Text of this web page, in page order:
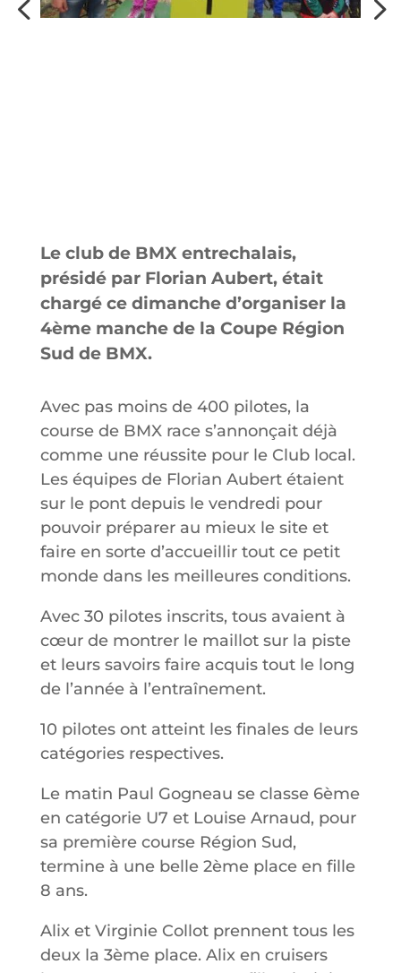
Le club de BMX entrechalais,
présidé par Florian Aubert, était
chargé ce dimanche d’organiser la
4ème manche de la Coupe Région
Sud de BMX.
Avec pas moins de 400 pilotes, la
course de BMX race s’annonçait déjà
comme une réussite pour le Club local.
Les équipes de Florian Aubert étaient
sur le pont depuis le vendredi pour
pouvoir préparer au mieux le site et
faire en sorte d’accueillir tout ce petit
monde dans les meilleures conditions.
Avec 30 pilotes inscrits, tous avaient à
cœur de montrer le maillot sur la piste
et leurs savoirs faire acquis tout le long
de l’année à l’entraînement.
10 pilotes ont atteint les finales de leurs
catégories respectives.
Le matin Paul Gogneau se classe 6ème
en catégorie U7 et Louise Arnaud, pour
sa première course Région Sud,
termine à une belle 2ème place en fille
8 ans.
Alix et Virginie Collot prennent tous les
deux la 3ème place. Alix en cruisers